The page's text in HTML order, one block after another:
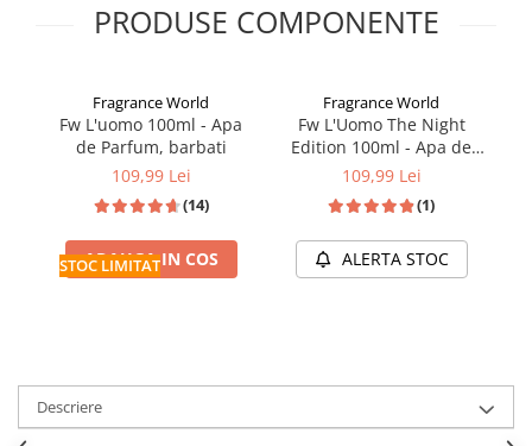
Jenny Glow
Lattafa Pride
Maison Alhambra
Montage Brands
Nusuk
Vurv
Wadi al Khaleej
PRODUSE COMPONENTE
STOC LIMITAT
Fragrance World
Fw L'uomo 100ml - Apa
de Parfum, barbati
109,99 Lei
(14)
ADAUGA IN COS
Fragrance World
Fw L'Uomo The Night
Edition 100ml - Apa de
Parfum, barbati
109,99 Lei
(1)
ALERTA STOC
Descriere